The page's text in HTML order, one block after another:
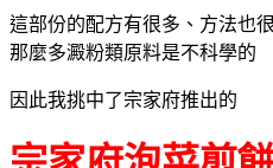
這部份的配方有很多、方法也
那麼多澱粉類原料是不科學的
因此我挑中了宗家府推出的